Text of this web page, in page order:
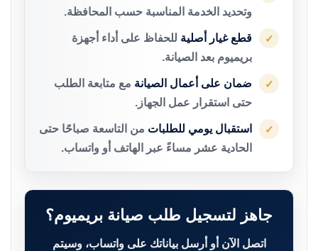
وتحديد الخدمة المناسبة حسب المحافظة.
✓ قطع غيار أصلية للحفاظ على أداء أجهزة
بريميوم بعد الصيانة.
✓ ضمان على أعمال الصيانة مع متابعة الطلب
حتى استقرار عمل الجهاز.
✓ استقبال يومي للطلبات من التاسعة صباحًا حتى
الحادية عشر مساءً عبر الهاتف أو واتساب.
جاهز لتسجيل طلب صيانة بريميوم؟
اتصل الآن أو أرسل بياناتك على واتساب، وسيتم